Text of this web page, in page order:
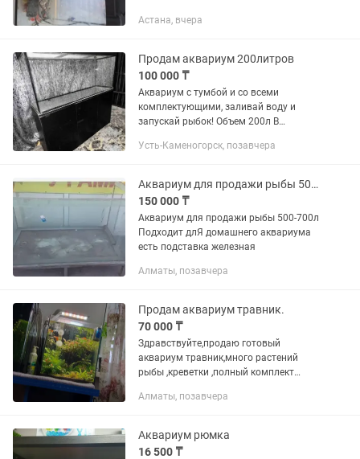
Астана, вчера
Продам аквариум 200литров
100 000 ₸
Аквариум с тумбой и со всеми
комплектующими, заливай воду и
запускай рыбок! Объем 200л В
1000 л (от 60 000тг) также с аквариум
брали...
Усть-Каменогорск, позавчера
Аквариум для продажи рыбы 500-700л
150 000 ₸
Аквариум для продажи рыбы 500-700л
Подходит длЯ домашнего аквариума
есть подставка железная
Алматы, позавчера
Продам аквариум травник.
70 000 ₸
Здравствуйте,продаю готовый
аквариум травник,много растений
рыбы ,креветки ,полный комплект
личку.
Алматы, позавчера
Аквариум рюмка
16 500 ₸